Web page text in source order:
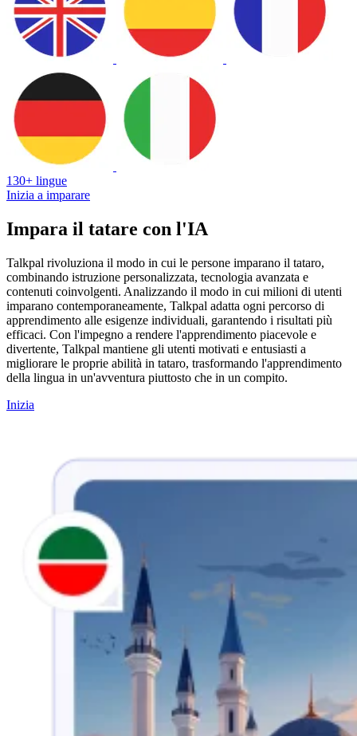
130+ lingue
Inizia a imparare
Impara il tatare con l'IA
Talkpal rivoluziona il modo in cui le persone imparano il tataro,
combinando istruzione personalizzata, tecnologia avanzata e
contenuti coinvolgenti. Analizzando il modo in cui milioni di utenti
imparano contemporaneamente, Talkpal adatta ogni percorso di
apprendimento alle esigenze individuali, garantendo i risultati più
efficaci. Con l'impegno a rendere l'apprendimento piacevole e
divertente, Talkpal mantiene gli utenti motivati e entusiasti a
migliorare le proprie abilità in tataro, trasformando l'apprendimento
della lingua in un'avventura piuttosto che in un compito.
Inizia